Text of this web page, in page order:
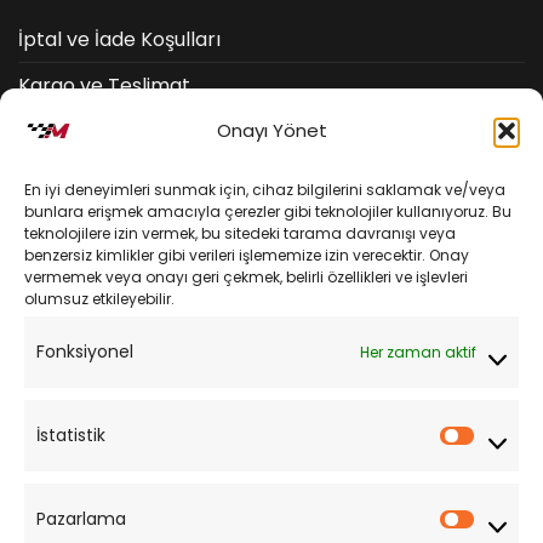
Onayı Yönet
En iyi deneyimleri sunmak için, cihaz bilgilerini saklamak ve/veya
bunlara erişmek amacıyla çerezler gibi teknolojiler kullanıyoruz. Bu
teknolojilere izin vermek, bu sitedeki tarama davranışı veya
benzersiz kimlikler gibi verileri işlememize izin verecektir. Onay
vermemek veya onayı geri çekmek, belirli özellikleri ve işlevleri
olumsuz etkileyebilir.
Fonksiyonel Her zaman aktif
İstatistik
Pazarlama
İptal ve İade Koşulları
Kargo ve Teslimat
Kişisel Verilerin Korunması
Mesafeli Satış Sözleşmesi
YARDIM
Sipariş Takibi